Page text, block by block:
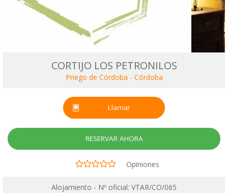
CORTIJO LOS PETRONILOS
Priego de Córdoba - Córdoba
Llamar
RESERVAR AHORA
Opiniones
Alojamiento - Nº oficial: VTAR/CO/065